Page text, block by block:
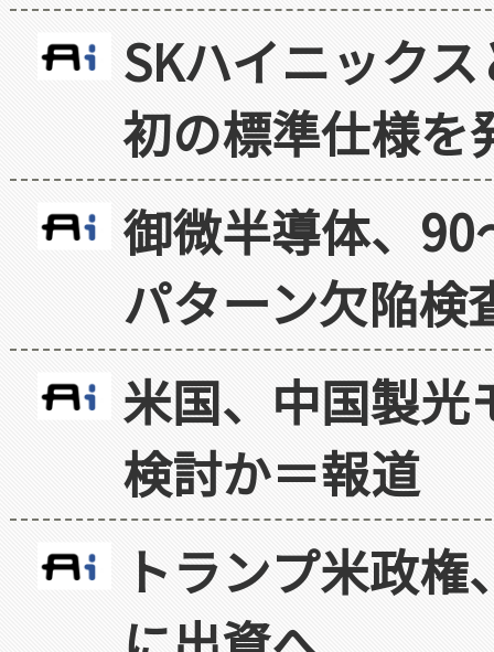
SKハイニック
初の標準仕様を
御微半導体、
パターン欠陥検
米国、中国製光
検討か＝報道
トランプ米政